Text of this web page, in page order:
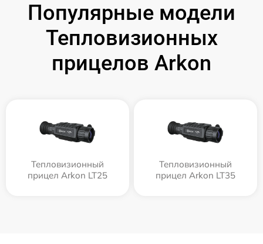
Популярные модели
Тепловизионных
прицелов Arkon
Тепловизионный
прицел Arkon LT25
Тепловизионный
прицел Arkon LT35